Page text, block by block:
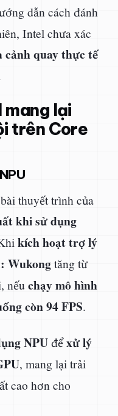
dẫn cách đánh
Intel chưa xác
cảnh quay thực tế
mang lại
trên Core
thuyết trình của
khi sử dụng
kích hoạt trợ lý
Wukongtăng từ
nếu chạy mô hình
còn 94 FPS.
NPUđểxử lý
, mang lại trải
cao hơn cho